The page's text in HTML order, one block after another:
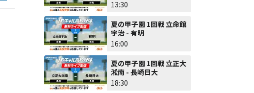
13:30
夏の甲子園 1回戦 立命館
宇治 - 有明
16:00
夏の甲子園 1回戦 立正大
淞南 - 長崎日大
18:30